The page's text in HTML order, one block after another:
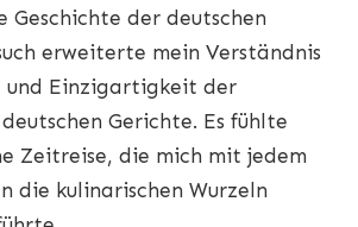
Geschichte der deutschen
erweiterte mein Verständnis
Einzigartigkeit der
Gerichte. Es fühlte
Zeitreise, die mich mit jedem
die kulinarischen Wurzeln